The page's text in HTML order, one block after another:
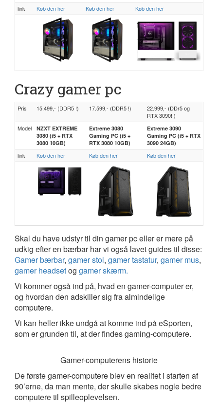
link Køb den her Køb den her Køb den her
Crazy gamer pc
Pris 15.499,- (DDR5 !) 17.599,- (DDR5 !)
22.999,- (DDr5 og
RTX 3090!!)
Model
NZXT EXTREME
3080 (i5 + RTX
3080 10GB)
Extreme 3080
Gaming PC (i5 +
RTX 3080 10GB)
Extreme 3090
Gaming PC (i5 + RTX
3090 24GB)
link Køb den her Køb den her Køb den her
Skal du have udstyr til din gamer pc eller er mere på
udkig efter en bærbar har vi også lavet guides til disse:
Gamer bærbar, gamer stol, gamer tastatur, gamer mus,
gamer headsetog gamer skærm.
Vi kommer også ind på, hvad en gamer-computer er,
og hvordan den adskiller sig fra almindelige
computere.
Vi kan heller ikke undgå at komme ind på eSporten,
som er grunden til, at der findes gaming-computere.
Gamer-computerens historie
De første gamer-computere blev en realitet i starten af
90’erne, da man mente, der skulle skabes nogle bedre
computere til spilleoplevelsen.